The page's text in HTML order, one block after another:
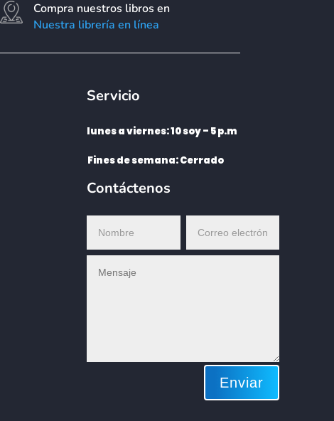
Compra nuestros libros en
Nuestra librería en línea
Servicio
lunes a viernes: 10 soy – 5 p.m
Fines de semana: Cerrado
Contáctenos
Enviar